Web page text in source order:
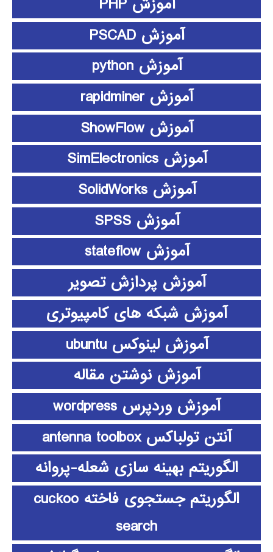
آموزش PSCAD
آموزش python
آموزش rapidminer
آموزش ShowFlow
آموزش SimElectronics
آموزش SolidWorks
آموزش SPSS
آموزش stateflow
آموزش پردازش تصویر
آموزش شبکه های کامپیوتری
آموزش لینوکس ubuntu
آموزش نوشتن مقاله
آموزش وردپرس wordpress
آنتن تولباکس antenna toolbox
الگوریتم بهینه سازی شعله-پروانه
الگوریتم جستجوی فاخته cuckoo
search